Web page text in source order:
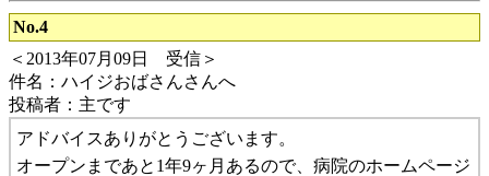
No.4
＜2013年07月09日 受信＞
件名：ハイジおばさんさんへ
投稿者：主です
アドバイスありがとうございます。
オープンまであと1年9ヶ月あるので、病院のホームページ